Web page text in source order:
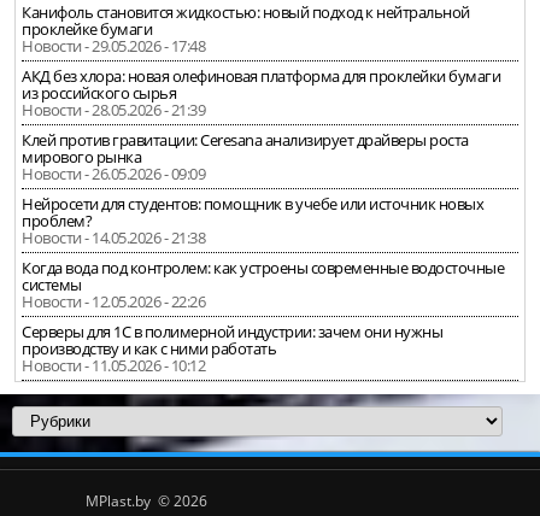
Канифоль становится жидкостью: новый подход к нейтральной
проклейке бумаги
Новости - 29.05.2026 - 17:48
АКД без хлора: новая олефиновая платформа для проклейки бумаги
из российского сырья
Новости - 28.05.2026 - 21:39
Клей против гравитации: Ceresana анализирует драйверы роста
мирового рынка
Новости - 26.05.2026 - 09:09
Нейросети для студентов: помощник в учебе или источник новых
проблем?
Новости - 14.05.2026 - 21:38
Когда вода под контролем: как устроены современные водосточные
системы
Новости - 12.05.2026 - 22:26
Серверы для 1С в полимерной индустрии: зачем они нужны
производству и как с ними работать
Новости - 11.05.2026 - 10:12
MPlast.by © 2026